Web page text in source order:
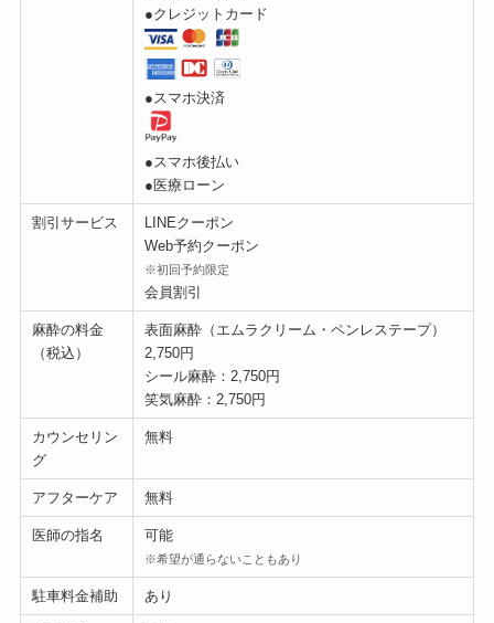
●クレジットカード
●スマホ決済
●スマホ後払い
●医療ローン
割引サービス
LINEクーポン
Web予約クーポン
※初回予約限定
会員割引
麻酔の料金
（税込）
表面麻酔（エムラクリーム・ペンレステープ）
2,750円
シール麻酔：2,750円
笑気麻酔：2,750円
カウンセリン
グ
無料
アフターケア 無料
医師の指名 可能
※希望が通らないこともあり
駐車料金補助 あり